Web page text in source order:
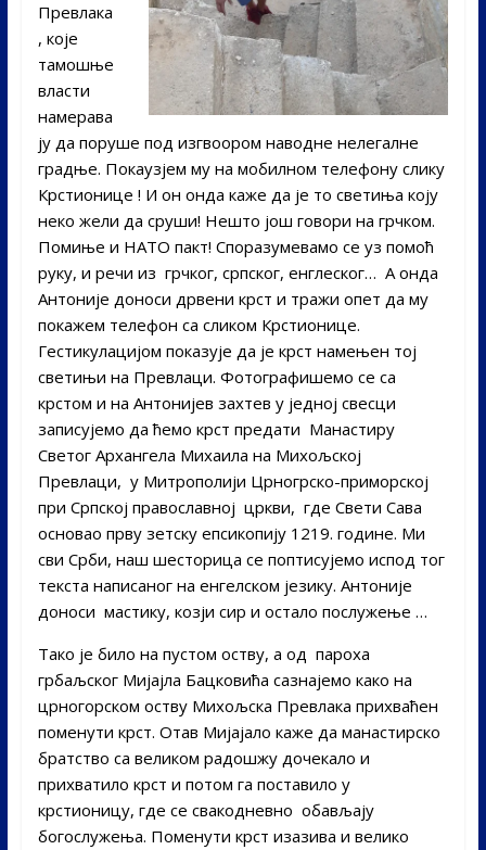
Превлака
, које
тамошње
власти
намерава
ју да поруше под изгвоором наводне нелегалне
градње. Покаузјем му на мобилном телефону слику
Крстионице ! И он онда каже да је то светиња коју
неко жели да сруши! Нешто још говори на грчком.
Помиње и НАТО пакт! Споразумевамо се уз помоћ
руку, и речи из грчког, српског, енглеског… А онда
Антоније доноси дрвени крст и тражи опет да му
покажем телефон са сликом Крстионице.
Гестикулацијом показује да је крст намењен тој
светињи на Превлаци. Фотографишемо се са
крстом и на Антонијев захтев у једној свесци
записујемо да ћемо крст предати Манастиру
Светог Архангела Михаила на Михољској
Превлаци, у Митрополији Црногрско-приморској
при Српској православној цркви, где Свети Сава
основао прву зетску епсикопију 1219. године. Ми
сви Срби, наш шесторица се поптисујемо испод тог
текста написаног на енгелском језику. Антоније
доноси мастику, козји сир и остало послужење …
Тако је било на пустом оству, а од пароха
грбаљског Мијајла Бацковића сазнајемо како на
црногорском оству Михољска Превлака прихваћен
поменути крст. Отав Мијајало каже да манастирско
братство са великом радошжу дочекало и
прихватило крст и потом га поставило у
крстионицу, где се свакодневно обављају
богослужења. Поменути крст изазива и велико